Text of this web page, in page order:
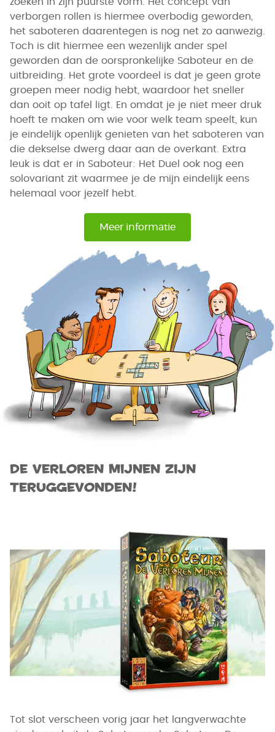
verborgen rollen is hiermee overbodig geworden,
het saboteren daarentegen is nog net zo aanwezig.
Toch is dit hiermee een wezenlijk ander spel
geworden dan de oorspronkelijke Saboteur en de
uitbreiding. Het grote voordeel is dat je geen grote
groepen meer nodig hebt, waardoor het sneller
dan ooit op tafel ligt. En omdat je je niet meer druk
hoeft te maken om wie voor welk team speelt, kun
je eindelijk openlijk genieten van het saboteren van
die dekselse dwerg daar aan de overkant. Extra
leuk is dat er in Saboteur: Het Duel ook nog een
solovariant zit waarmee je de mijn eindelijk eens
helemaal voor jezelf hebt.
Meer informatie
De Verloren Mijnen zijn
teruggevonden!
Tot slot verscheen vorig jaar het langverwachte